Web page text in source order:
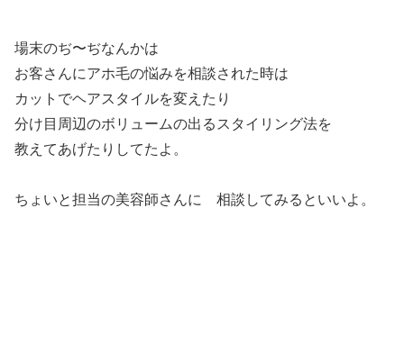
場末のぢ〜ぢなんかは
お客さんにアホ毛の悩みを相談された時は
カットでヘアスタイルを変えたり
分け目周辺のボリュームの出るスタイリング法を
教えてあげたりしてたよ。
ちょいと担当の美容師さんに 相談してみるといいよ。